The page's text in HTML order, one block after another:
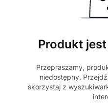
Produkt
Przepraszamy,
niedostępny.
skorzystaj z